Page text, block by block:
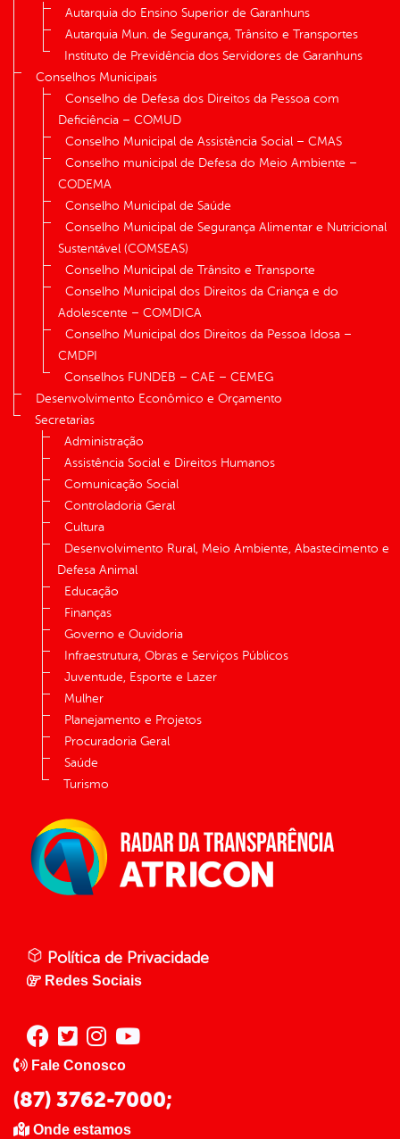
Autarquia do Ensino Superior de Garanhuns
Autarquia Mun. de Segurança, Trânsito e Transportes
Instituto de Previdência dos Servidores de Garanhuns
Conselhos Municipais
Conselho de Defesa dos Direitos da Pessoa com
Deficiência – COMUD
Conselho Municipal de Assistência Social – CMAS
Conselho municipal de Defesa do Meio Ambiente –
CODEMA
Conselho Municipal de Saúde
Conselho Municipal de Segurança Alimentar e Nutricional
Sustentável (COMSEAS)
Conselho Municipal de Trânsito e Transporte
Conselho Municipal dos Direitos da Criança e do
Adolescente – COMDICA
Conselho Municipal dos Direitos da Pessoa Idosa –
CMDPI
Conselhos FUNDEB – CAE – CEMEG
Desenvolvimento Econômico e Orçamento
Secretarias
Administração
Assistência Social e Direitos Humanos
Comunicação Social
Controladoria Geral
Cultura
Desenvolvimento Rural, Meio Ambiente, Abastecimento e
Defesa Animal
Educação
Finanças
Governo e Ouvidoria
Infraestrutura, Obras e Serviços Públicos
Juventude, Esporte e Lazer
Mulher
Planejamento e Projetos
Procuradoria Geral
Saúde
Turismo
Política de Privacidade
Redes Sociais
Fale Conosco
(87) 3762-7000;
Onde estamos